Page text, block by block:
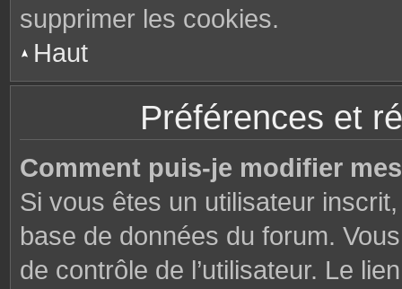
supprimer les cookies.
Haut
Préférences et
Comment puis-je modifier
Si vous êtes un utilisateur
base de données du forum.
de contrôle de l’utilisateur. Le